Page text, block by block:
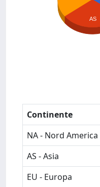
AS
Continente
NA - Nord America
AS - Asia
EU - Europa